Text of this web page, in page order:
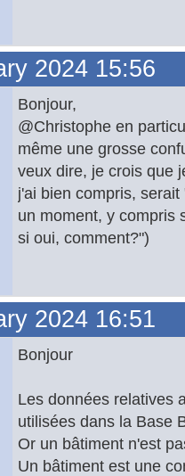
2024 15:56
Bonjour,
@Christophe en
même une grosse
veux dire, je crois que
j'ai bien compris,
un moment, y compris
si oui, comment?")
2024 16:51
Bonjour
Les données relatives
utilisées dans la Base
Or un bâtiment n'est
Un bâtiment est une